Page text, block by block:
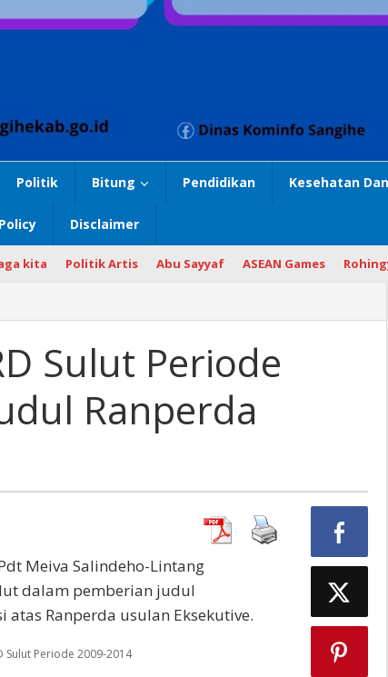
Politik Bitung Pendidikan Kesehatan
Disclaimer
kita Politik Artis Abu Sayyaf ASEAN Games
Sulut Periode
Ranperda
Meiva Salindeho-Lintang
dalam pemberian judul
Ranperda usulan Eksekutive.
Sulut Periode 2009-2014